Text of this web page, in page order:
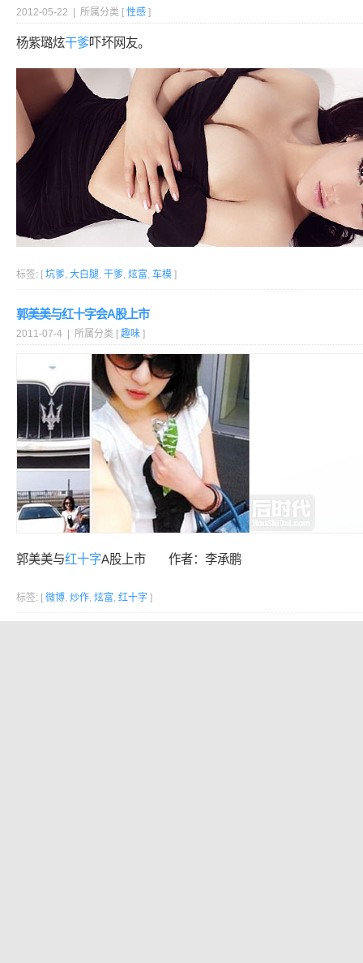
2012-05-22 | 所属分类 [ 性感 ]
杨紫璐炫干爹吓坏网友。
标签: [ 坑爹, 大白腿, 干爹, 炫富, 车模 ]
郭美美与红十字会A股上市
2011-07-4 | 所属分类 [ 趣味 ]
郭美美与红十字A股上市 作者：李承鹏
标签: [ 微博, 炒作, 炫富, 红十字 ]